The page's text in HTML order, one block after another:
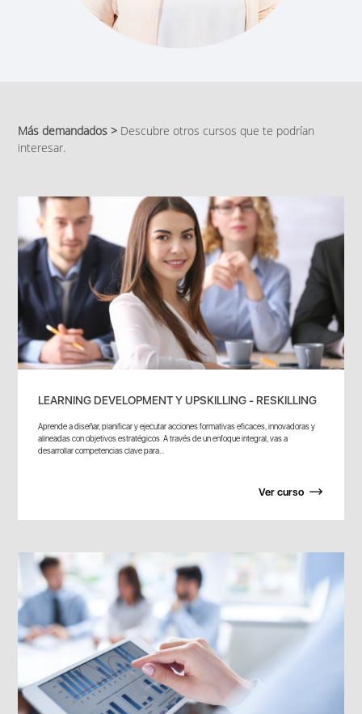
Más demandados > Descubre otros cursos que te podrían
interesar.
LEARNING DEVELOPMENT Y UPSKILLING - RESKILLING
Aprende a diseñar, planificar y ejecutar acciones formativas eficaces, innovadoras y
alineadas con objetivos estratégicos. A través de un enfoque integral, vas a
desarrollar competencias clave para...
Ver curso